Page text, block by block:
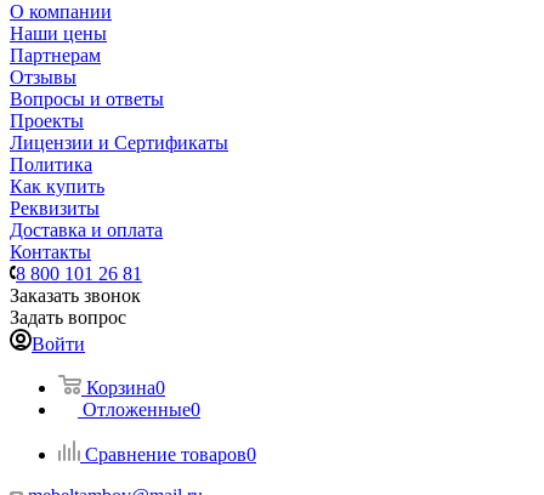
О компании
Наши цены
Партнерам
Отзывы
Вопросы и ответы
Проекты
Лицензии и Сертификаты
Политика
Как купить
Реквизиты
Доставка и оплата
Контакты
8 800 101 26 81
Заказать звонок
Задать вопрос
Войти
Корзина0
Отложенные0
Сравнение товаров0